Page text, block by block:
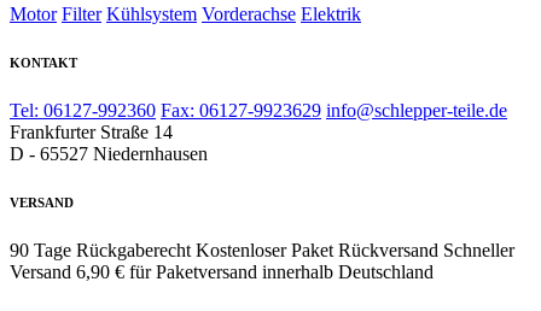
Motor Filter Kühlsystem Vorderachse Elektrik
KONTAKT
Tel: 06127-992360 Fax: 06127-9923629 info@schlepper-teile.de
Frankfurter Straße 14
D - 65527 Niedernhausen
VERSAND
90 Tage Rückgaberecht Kostenloser Paket Rückversand Schneller
Versand 6,90 € für Paketversand innerhalb Deutschland